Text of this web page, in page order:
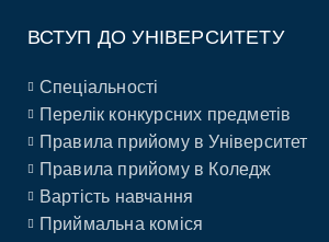
ВСТУП ДО УНІВЕРСИТЕТУ
Спеціальності
Перелік конкурсних предметів
Правила прийому в Університет
Правила прийому в Коледж
Вартість навчання
Приймальна коміся